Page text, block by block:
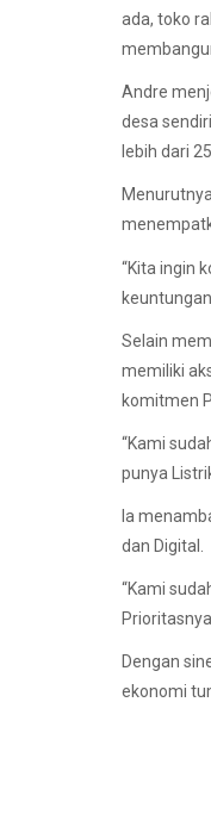
ada, toko
Andre
desa
lebih dari
“Kita ingin
Selain
memiliki
komitmen
“Kami
punya
Ia
dan Digital.
“Kami
Dengan
ekonomi